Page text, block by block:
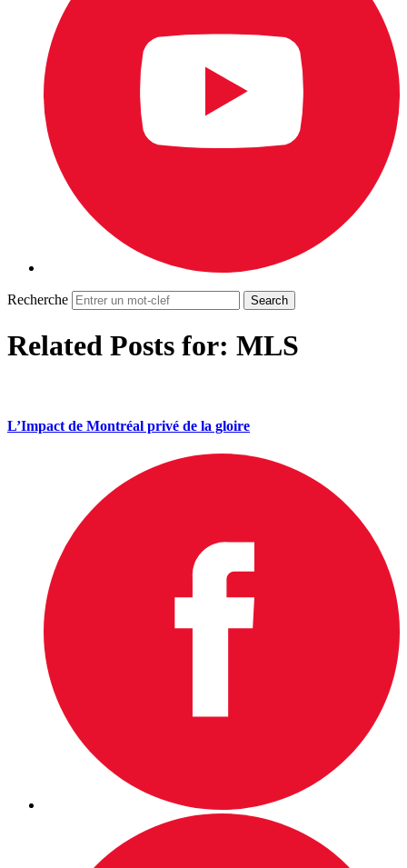
Recherche
Related Posts for: MLS
L’Impact de Montréal privé de la gloire